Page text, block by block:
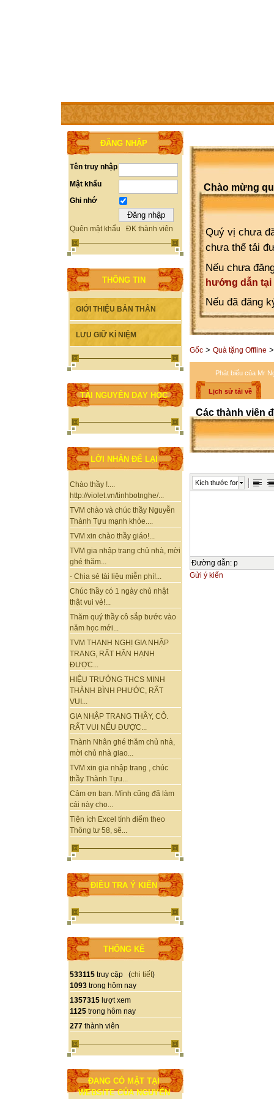
TRANG CHỦ THÀNH VIÊN TRỢ GIÚP WEBSITE
ĐĂNG NHẬP
Tên truy nhập
Mật khẩu
Ghi nhớ
Quên mật khẩu ĐK thành viên
THÔNG TIN
GIỚI THIỆU BẢN THÂN
LƯU GIỮ KỈ NIỆM
TÀI NGUYÊN DẠY HỌC
LỜI NHẮN ĐỂ LẠI
Chào thầy !....
http://violet.vn/tinhbotnghe/...
TVM chào và chúc thầy Nguyễn
Thành Tựu mạnh khỏe....
TVM xin chào thầy giáo!...
TVM gia nhập trang chủ nhà, mời
ghé thăm...
- Chia sẻ tài liệu miễn phí!...
Chúc thầy có 1 ngày chủ nhật
thật vui vẻ!...
Thăm quý thầy cô sắp bước vào
năm học mới...
TVM THANH NGHỊ GIA NHẬP
TRANG, RẤT HÂN HẠNH
ĐƯỢC...
HIỆU TRƯỞNG THCS MINH
THÀNH BÌNH PHƯỚC, RẤT
VUI...
GIA NHẬP TRANG THẦY, CÔ.
RẤT VUI NẾU ĐƯỢC...
Thành Nhân ghé thăm chủ nhà,
mời chủ nhà giao...
TVM xin gia nhập trang , chúc
thầy Thành Tựu...
Cảm ơn bạn. Mình cũng đã làm
cái này cho...
Tiện ích Excel tính điểm theo
Thông tư 58, sẽ...
ĐIỀU TRA Ý KIẾN
THỐNG KÊ
533115 truy cập (chi tiết)
1093 trong hôm nay
1357315 lượt xem
1125 trong hôm nay
277 thành viên
ĐANG CÓ MẶT TẠI
WEBSITE CỦA NGUYỄN
Chào mừng
Quý vị chưa
chưa thể tải
Nếu chưa
hướng dẫn tại
Nếu đã đăng
Gốc > Quà tặng Offline >
Phát biểu của Mr
Lịch sử tải về
Các thành viên
Kích thước font
Đường dẫn: p
Gửi ý kiến